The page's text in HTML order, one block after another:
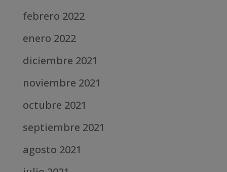
febrero 2022
enero 2022
diciembre 2021
noviembre 2021
octubre 2021
septiembre 2021
agosto 2021